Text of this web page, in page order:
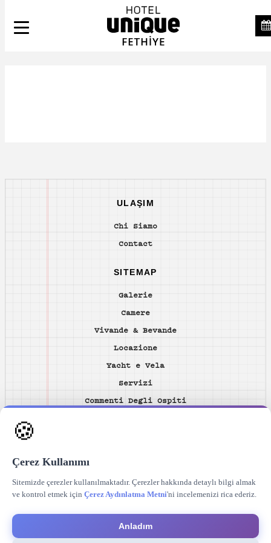
🍪
Çerez Kullanımı
Sitemizde çerezler kullanılmaktadır. Çerezler hakkında detaylı bilgi almak
ve kontrol etmek için Çerez Aydınlatma Metni'ni incelemenizi rica ederiz.
Anladım
ULAŞIM
Chi Siamo
Contact
SITEMAP
Galerie
Camere
Vivande & Bevande
Locazione
Yacht e Vela
Servizi
Commenti Degli Ospiti
Web TasarımıWeb